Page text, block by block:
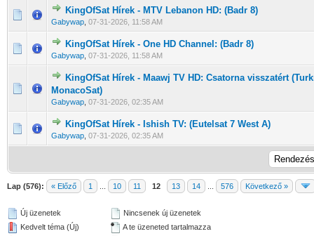
KingOfSat Hírek - MTV Lebanon HD: (Badr 8)
Gabywap 07-31-2026, 11:58 AM
0 Szavazat - 0 / 5 átlagban
1 2 345
KingOfSat Hírek - One HD Channel: (Badr 8)
Gabywap 07-31-2026, 11:58 AM
0 Szavazat - 0 / 5 átlagban
12 345
KingOfSat Hírek - Maawj TV HD: Csatorna visszatért
MonacoSat)
Gabywap 07-31-2026, 02:35 AM
0 Szavazat - 0 / 5 átlagban
KingOfSat Hírek - Ishish TV: (Eutelsat 7 West A)
Gabywap 07-31-2026, 02:35 AM
0 Szavazat - 0 / 5 átlagban
1234 5
Lap (576): « Előző 1 10 11 12 13 14 576 Következő »
Új üzenetek
Kedvelt téma (Új)
Nincsenek új üzenetek
A te üzeneted tartalmazza